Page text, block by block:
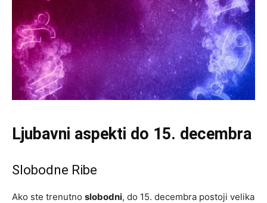
Ljubavni aspekti do 15. decembra
Slobodne Ribe
Ako ste trenutno slobodni, do 15. decembra postoji velika